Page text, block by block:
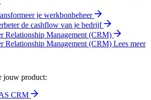
je werkbonbeheer
de cashflow van je bedrijf
Relationship Management (CRM)
Relationship Management (CRM) Lees meer
jouw product:
CRM